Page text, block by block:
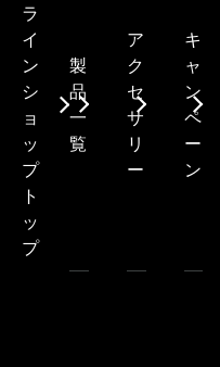
ラ
イ
ン
シ
ョ
ッ
プ
ト
ッ
プ
製
品
一
覧
ア
ク
セ
サ
リ
ー
キ
ャ
ン
ペ
ー
ン